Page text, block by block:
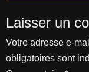
Laisser un
Votre adresse e-
obligatoires sont